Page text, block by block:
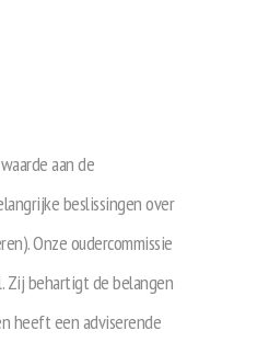
aan de
beslissingen over
Onze oudercommissie
Zij behartigt de belangen
heeft een adviserende